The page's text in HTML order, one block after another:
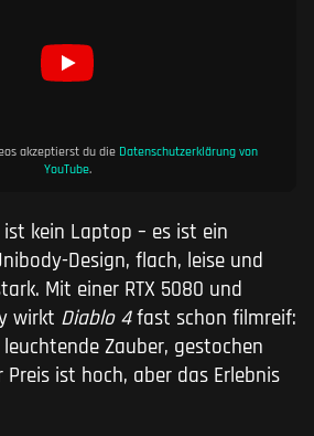
akzeptierst du die Datenschutzerklärung von
YouTube.
ist kein Laptop – es ist ein
Design, flach, leise und
Mit einer RTX 5080 und
wirkt Diablo 4fast schon filmreif:
Zauber, gestochen
Preis ist hoch, aber das Erlebnis